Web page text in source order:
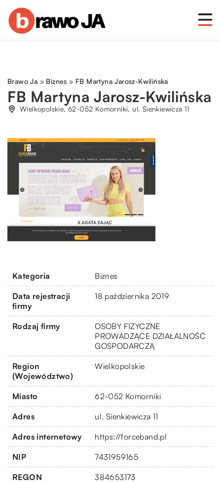
Brawo Ja » Biznes » FB Martyna Jarosz-Kwilińska
FB Martyna Jarosz-Kwilińska
Wielkopolskie, 62-052 Komorniki, ul. Sienkiewicza 11
Kategoria Biznes
Data rejestracji
firmy
18 października 2019
Rodzaj firmy
OSOBY FIZYCZNE
PROWADZĄCE DZIAŁALNOŚĆ
GOSPODARCZĄ
Region
(Województwo)
Wielkopolskie
Miasto 62-052 Komorniki
Adres ul. Sienkiewicza 11
Adres internetowy https://forceband.pl
NIP 7431959165
REGON 384653173